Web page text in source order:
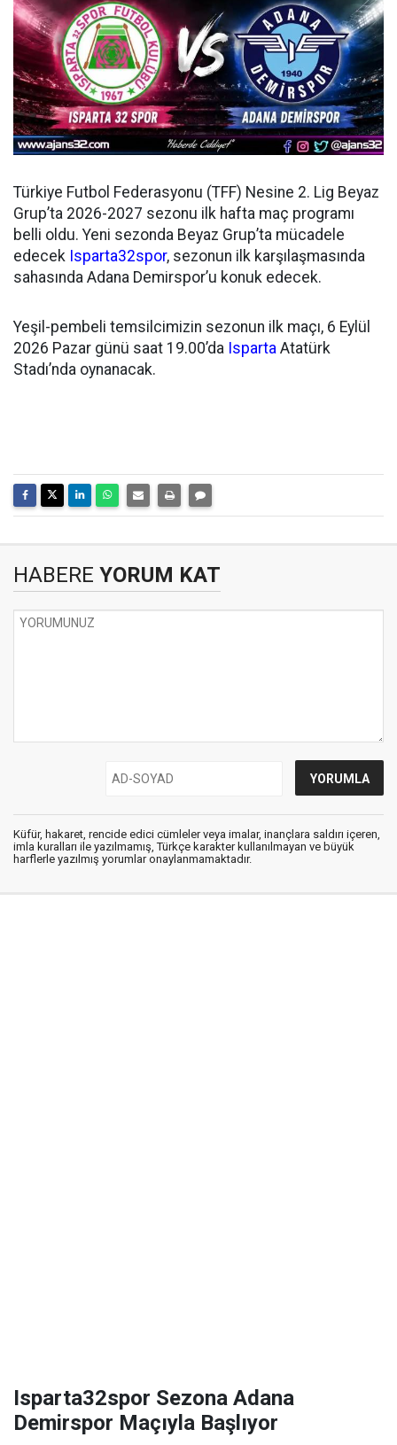
Türkiye Futbol Federasyonu (TFF) Nesine 2. Lig Beyaz
Grup’ta 2026-2027 sezonu ilk hafta maç programı
belli oldu. Yeni sezonda Beyaz Grup’ta mücadele
edecek Isparta32spor, sezonun ilk karşılaşmasında
sahasında Adana Demirspor’u konuk edecek.
Yeşil-pembeli temsilcimizin sezonun ilk maçı, 6 Eylül
2026 Pazar günü saat 19.00’da Isparta Atatürk
Stadı’nda oynanacak.
HABERE YORUM KAT
Küfür, hakaret, rencide edici cümleler veya imalar, inançlara saldırı içeren,
imla kuralları ile yazılmamış, Türkçe karakter kullanılmayan ve büyük
harflerle yazılmış yorumlar onaylanmamaktadır.
Isparta32spor Sezona Adana
Demirspor Maçıyla Başlıyor